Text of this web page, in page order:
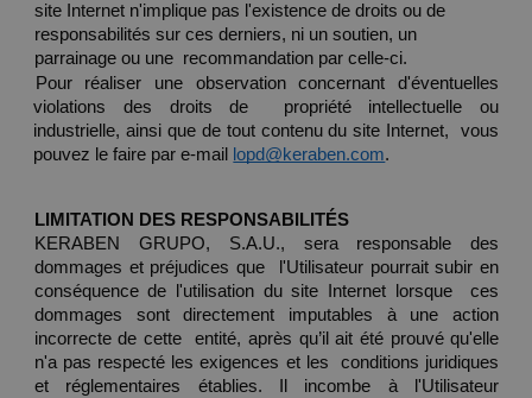
site Internet n'implique pas l'existence de droits ou de
responsabilités sur ces derniers, ni un soutien, un
parrainage ou une  recommandation par celle-ci.
Pour réaliser une observation concernant d'éventuelles
violations des droits de  propriété intellectuelle ou
industrielle, ainsi que de tout contenu du site Internet,  vous
pouvez le faire par e-mail
lopd@keraben.com.
LIMITATION DES RESPONSABILITÉS
KERABEN GRUPO, S.A.U., sera responsable des
dommages et préjudices que  l'Utilisateur pourrait subir en
conséquence de l'utilisation du site Internet lorsque  ces
dommages sont directement imputables à une action
incorrecte de cette  entité, après qu’il ait été prouvé qu'elle
n'a pas respecté les exigences et les  conditions juridiques
et réglementaires établies. Il incombe à l'Utilisateur